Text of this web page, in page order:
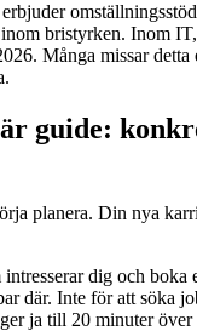
bristyrken. Inom
Många missar detta
guide:
planera. Din nya
dig och boka
där. Inte för att söka
ja till 20 minuter över